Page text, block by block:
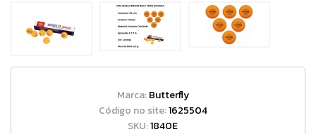
Marca:Butterfly
Código no site:1625504
SKU:1840E